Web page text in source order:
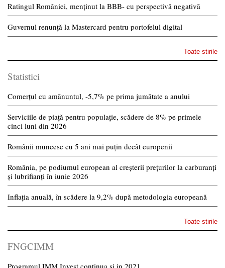
Ratingul României, menținut la BBB- cu perspectivă negativă
Guvernul renunță la Mastercard pentru portofelul digital
Toate stirile
Statistici
Comerțul cu amănuntul, -5,7% pe prima jumătate a anului
Serviciile de piață pentru populație, scădere de 8% pe primele
cinci luni din 2026
Românii muncesc cu 5 ani mai puțin decât europenii
România, pe podiumul european al creșterii prețurilor la carburanți
și lubrifianți în iunie 2026
Inflația anuală, în scădere la 9,2% după metodologia europeană
Toate stirile
FNGCIMM
Programul IMM Invest continua si in 2021